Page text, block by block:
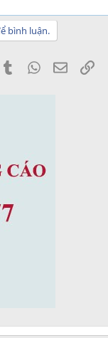
bình luận.
TumblrWhatsApp
Email